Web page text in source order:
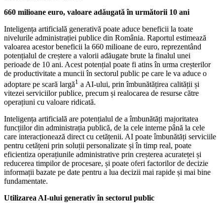
660 milioane euro, valoare adăugată în următorii 10 ani
Inteligența artificială generativă poate aduce beneficii la toate
nivelurile administrației publice din România. Raportul estimează
valoarea acestor beneficii la 660 milioane de euro, reprezentând
potențialul de creștere a valorii adăugate brute la finalul unei
perioade de 10 ani. Acest potențial poate fi atins în urma creșterilor
de productivitate a muncii în sectorul public pe care le va aduce o
adoptare pe scară largă1 a AI-ului, prin îmbunătățirea calității și
vitezei serviciilor publice, precum și realocarea de resurse către
operațiuni cu valoare ridicată.
Inteligența artificială are potențialul de a îmbunătăți majoritatea
funcțiilor din administrația publică, de la cele interne până la cele
care interacționează direct cu cetățenii. AI poate îmbunătăți serviciile
pentru cetățeni prin soluții personalizate și în timp real, poate
eficientiza operațiunile administrative prin creșterea acurateței și
reducerea timpilor de procesare, și poate oferi factorilor de decizie
informații bazate pe date pentru a lua decizii mai rapide și mai bine
fundamentate.
Utilizarea AI-ului generativ în sectorul public